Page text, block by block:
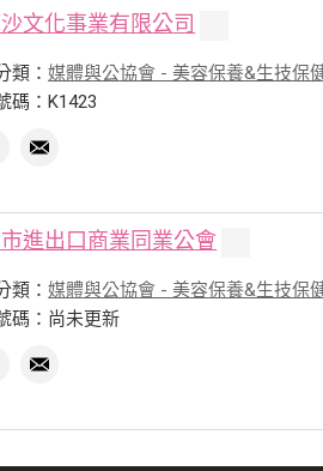
文化事業有限公司
類：媒體與公協會 - 美容保養&生技保
碼：K1423
進出口商業同業公會
類：媒體與公協會 - 美容保養&生技保
碼：尚未更新